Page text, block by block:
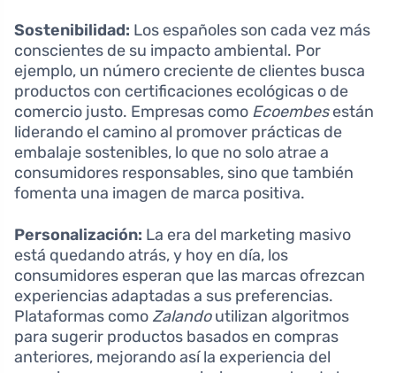
Sostenibilidad: Los españoles son cada vez más
conscientes de su impacto ambiental. Por
ejemplo, un número creciente de clientes busca
productos con certificaciones ecológicas o de
comercio justo. Empresas como Ecoembesestán
liderando el camino al promover prácticas de
embalaje sostenibles, lo que no solo atrae a
consumidores responsables, sino que también
fomenta una imagen de marca positiva.
Personalización: La era del marketing masivo
está quedando atrás, y hoy en día, los
consumidores esperan que las marcas ofrezcan
experiencias adaptadas a sus preferencias.
Plataformas como Zalandoutilizan algoritmos
para sugerir productos basados en compras
anteriores, mejorando así la experiencia del